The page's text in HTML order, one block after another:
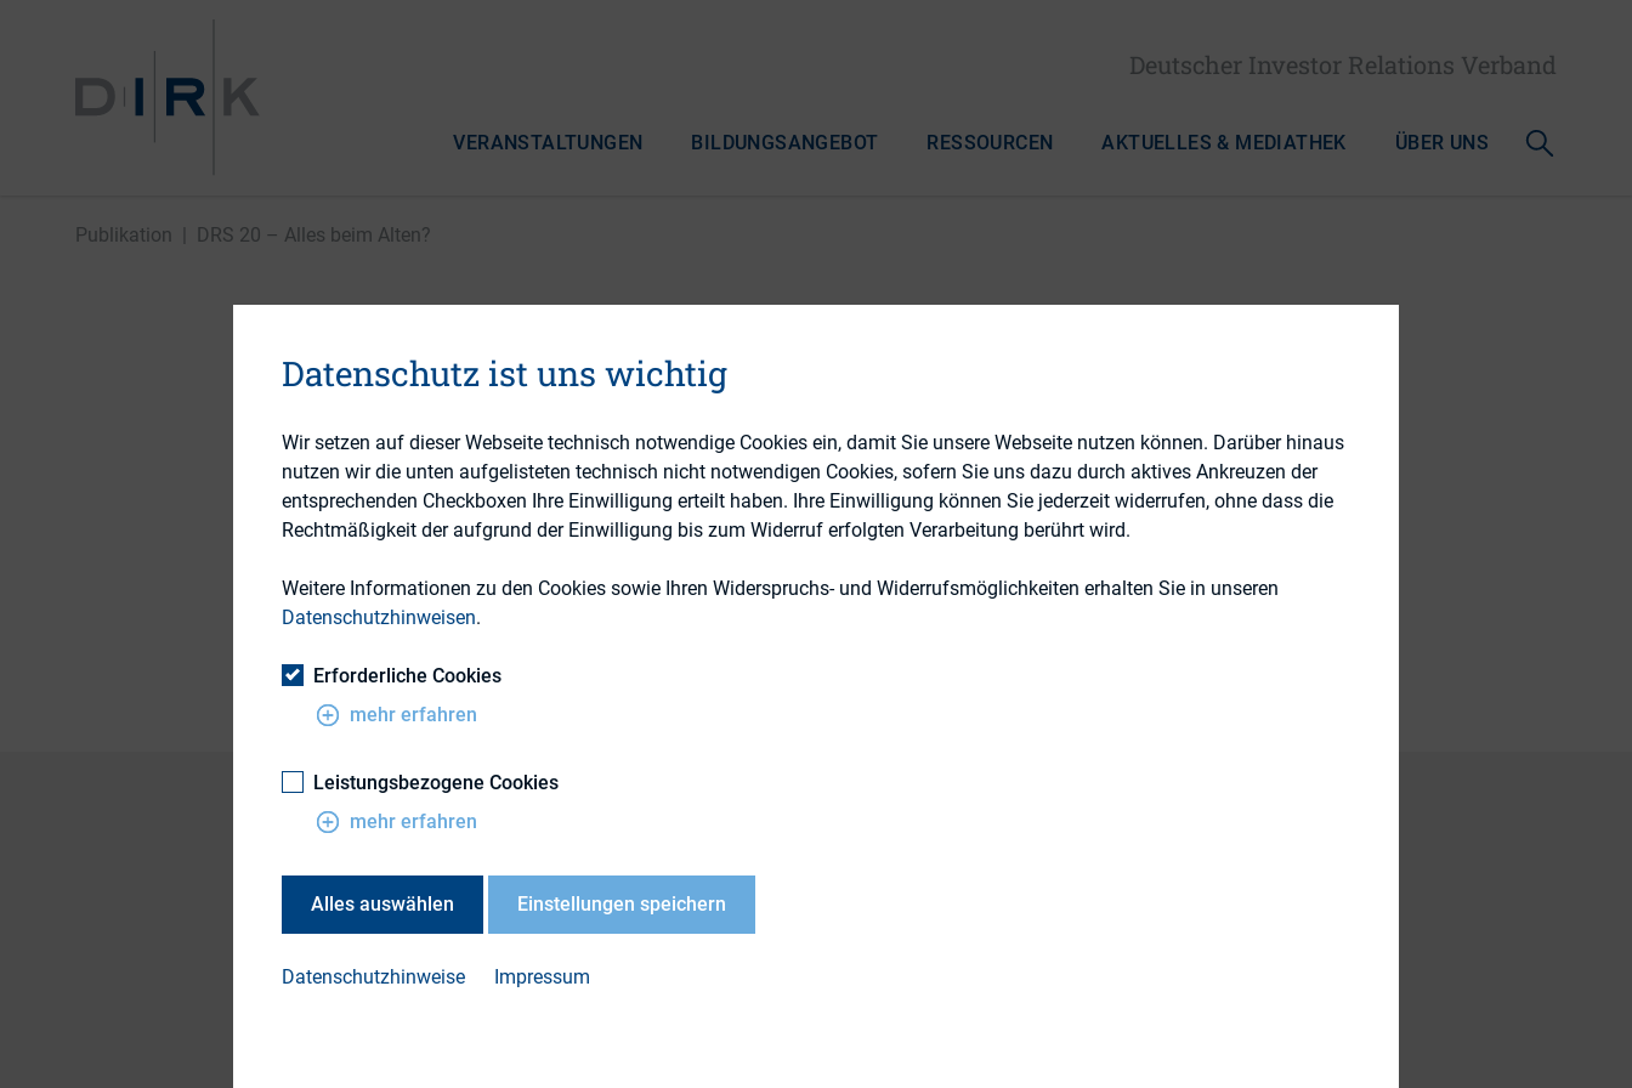
Deutscher Investor Relations Verband
VERANSTALTUNGEN BILDUNGSANGEBOT RESSOURCEN AKTUELLES & MEDIATHEK ÜBER UNS
Publikation DRS 20 – Alles beim Alten?
DRS 20 – Alles beim Alten?
21. Mai 2014
Themengebiet
Berichterstattung
Publikationsform
SDAX veröffentlicht. Die Studie beschäftigt sich mit der Umsetzung des
neuen Rechnungslegungsstandards in den Geschäftsberichten und wie Unternehmen und
Prüfer mit ihr umgehen.
Datenschutz ist uns wichtig
Wir setzen auf dieser Webseite technisch notwendige Cookies ein, damit Sie unsere Webseite nutzen können. Darüber hinaus
nutzen wir die unten aufgelisteten technisch nicht notwendigen Cookies, sofern Sie uns dazu durch aktives Ankreuzen der
entsprechenden Checkboxen Ihre Einwilligung erteilt haben. Ihre Einwilligung können Sie jederzeit widerrufen, ohne dass die
Rechtmäßigkeit der aufgrund der Einwilligung bis zum Widerruf erfolgten Verarbeitung berührt wird.
Weitere Informationen zu den Cookies sowie Ihren Widerspruchs- und Widerrufsmöglichkeiten erhalten Sie in unseren
Datenschutzhinweisen.
Erforderliche Cookies
mehr erfahren
Leistungsbezogene Cookies
mehr erfahren
Alles auswählen Einstellungen speichern
Datenschutzhinweise Impressum